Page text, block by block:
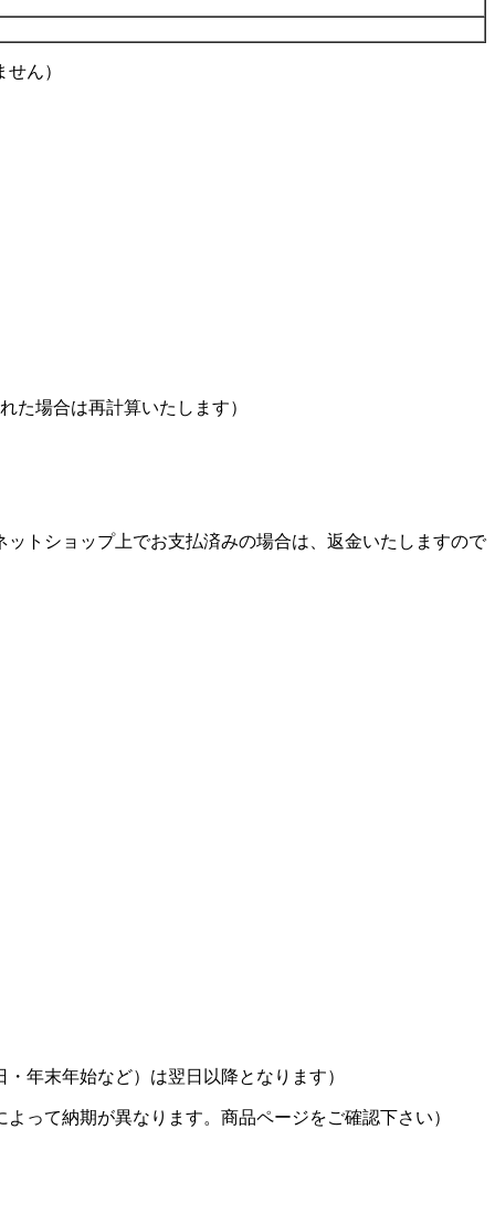
ん）
た場合は再計算いたします）
トショップ上でお支払済みの場合は、返金いたしますので
年末年始など）は翌日以降となります）
って納期が異なります。商品ページをご確認下さい）